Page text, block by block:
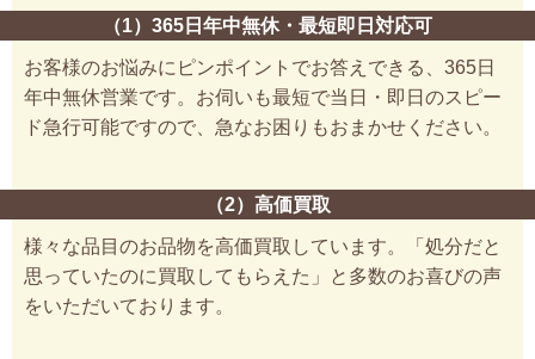
（1）365日年中無休・最短即日対応可
お客様のお悩みにピンポイントでお答えできる、365日
年中無休営業です。お伺いも最短で当日・即日のスピー
ド急行可能ですので、急なお困りもおまかせください。
（2）高価買取
様々な品目のお品物を高価買取しています。「処分だと
思っていたのに買取してもらえた」と多数のお喜びの声
をいただいております。